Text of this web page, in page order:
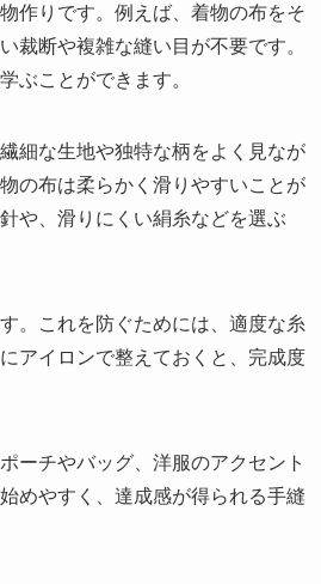
作りです。例えば、着物の布をそ
裁断や複雑な縫い目が不要です。
ぶことができます。
細な生地や独特な柄をよく見なが
の布は柔らかく滑りやすいことが
や、滑りにくい絹糸などを選ぶ
。これを防ぐためには、適度な糸
アイロンで整えておくと、完成度
ーチやバッグ、洋服のアクセント
めやすく、達成感が得られる手縫